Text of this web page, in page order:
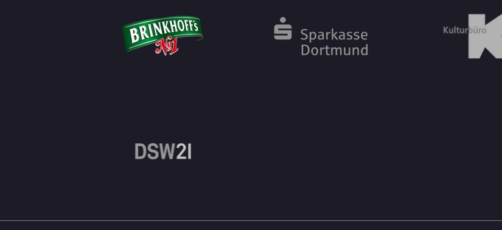
Bewegender Abschied von
Pannekopp-Orden für Bettina